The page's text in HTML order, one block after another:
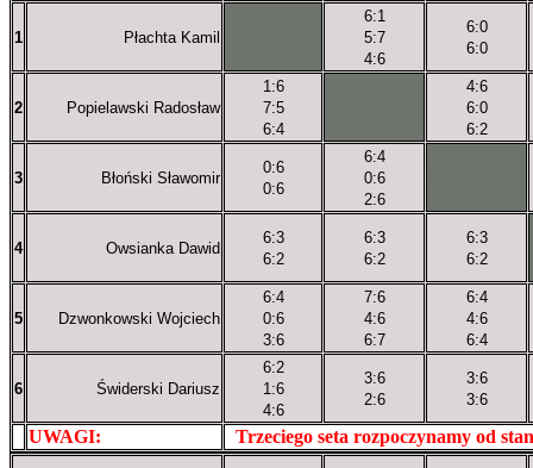
1 Płachta Kamil
6:1
5:7
4:6
6:0
6:0
2 Popielawski Radosław
1:6
7:5
6:4
4:6
6:0
6:2
3 Błoński Sławomir
0:6
0:6
6:4
0:6
2:6
4 Owsianka Dawid
6:3
6:2
6:3
6:2
6:3
6:2
5 Dzwonkowski Wojciech
6:4
0:6
3:6
7:6
4:6
6:7
6:4
4:6
6:4
6 Świderski Dariusz
6:2
1:6
4:6
3:6
2:6
3:6
3:6
UWAGI: Trzeciego seta rozpoczynamy od